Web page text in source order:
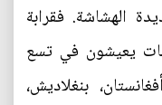
الهشاشة. فقرابة
يعيشون في تسع
بنغلاديش،